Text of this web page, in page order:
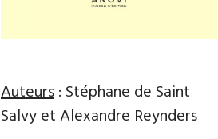
Auteurs: Stéphane de Saint
Salvy et Alexandre Reynders